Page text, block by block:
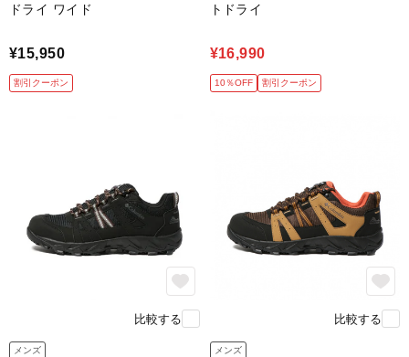
ドライ ワイド
¥15,950
割引クーポン
トドライ
¥16,990
10％OFF 割引クーポン
比較する
メンズ
比較する
メンズ